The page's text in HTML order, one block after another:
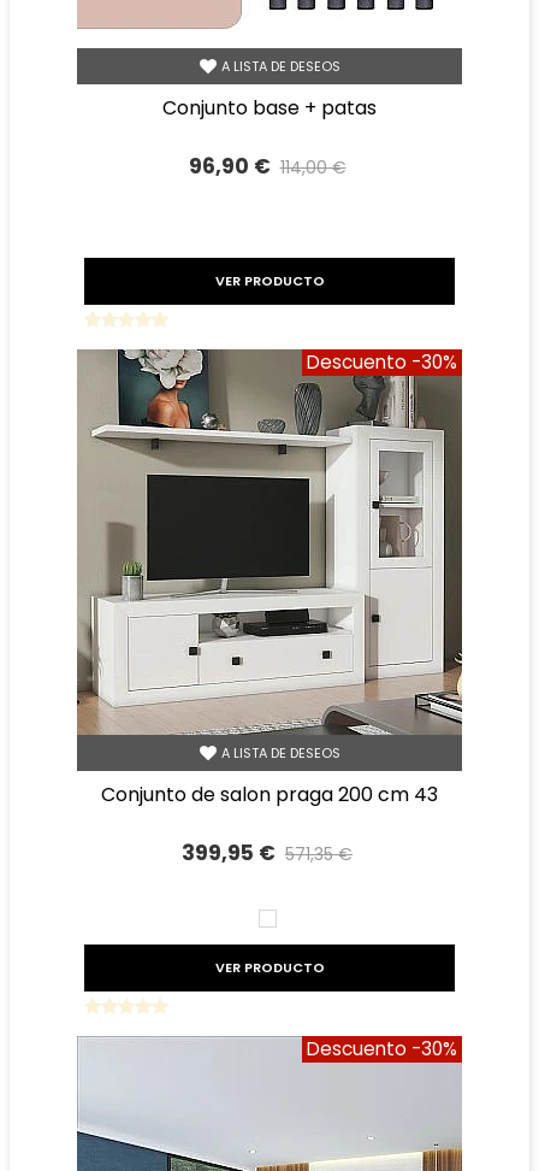
A LISTA DE DESEOS
conjunto base + patas
96,90 € 114,00 €
VER PRODUCTO
Descuento -30%
A LISTA DE DESEOS
conjunto de salon praga 200 cm 43
399,95 € 571,35 €
BLANCO
VER PRODUCTO
Descuento -30%